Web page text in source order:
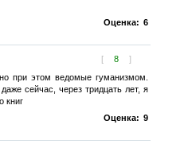
Оценка: 6
[ 8 ]
при этом ведомые гуманизмом.
сейчас, через тридцать лет, я
книг
Оценка: 9